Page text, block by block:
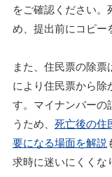
をご確認ください
め、提出前にコピー
また、住民票の除
により住民票から除
す。マイナンバーの
うため、 死亡後の住
要になる場面を解説
求時に迷いにくくな